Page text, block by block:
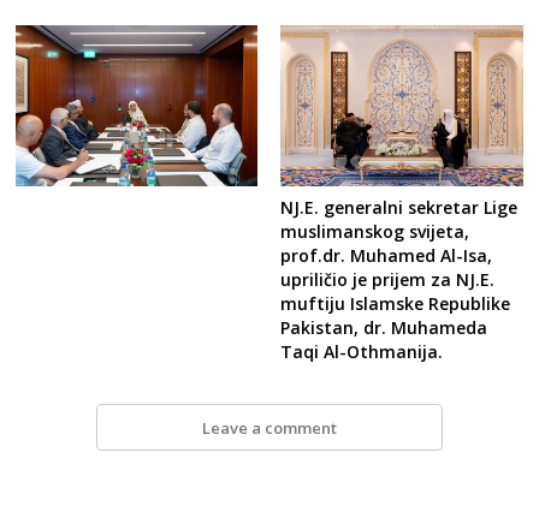
NJ.E. generalni sekretar Lige
muslimanskog svijeta,
prof.dr. Muhamed Al-Isa,
upriličio je prijem za NJ.E.
muftiju Islamske Republike
Pakistan, dr. Muhameda
Taqi Al-Othmanija.
Leave a comment